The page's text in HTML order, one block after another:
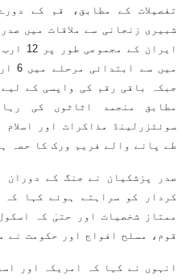
تفصیلات کے مطابق، قم کے
شبیری زنجانی سے ملاقات میں
جبکہ باقی رقم کی واپسی کے
مطابق منجمد اثاثوں کی
سوئٹزرلینڈ مذاکرات اور
طے پانے والے فریم ورک کا حصہ
صدر پزشکیان نے جنگ کے دوران
کردار کو سراہتے ہوئے کہا کہ
ممتاز شخصیات اور حتیٰ کہ
قوم، مسلح افواج اور حکومت نے
انہوں نے کہا کہ امریکہ اور